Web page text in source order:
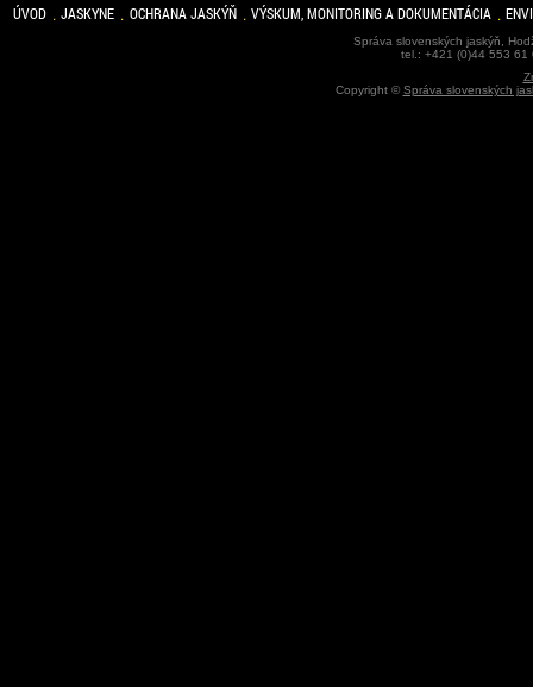
ÚVOD JASKYNE OCHRANA JASKÝŇ VÝSKUM, MONITORING A DOKUMENTÁCIA
Správa slovenských jaskýň,
tel.: +421 (0)44 553
Copyright ©Správa slovenských